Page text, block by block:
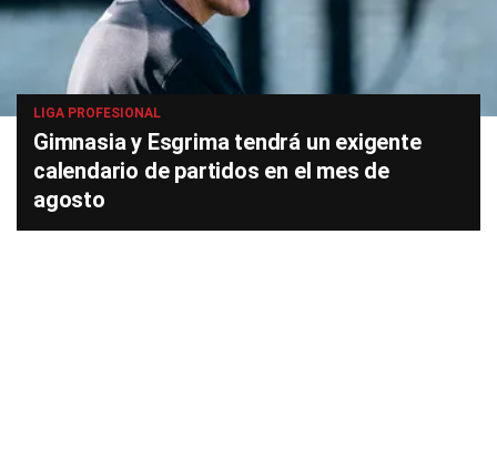
LIGA PROFESIONAL
Gimnasia y Esgrima tendrá un exigente
calendario de partidos en el mes de
agosto